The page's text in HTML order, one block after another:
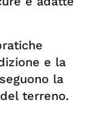
e la
la
terreno.